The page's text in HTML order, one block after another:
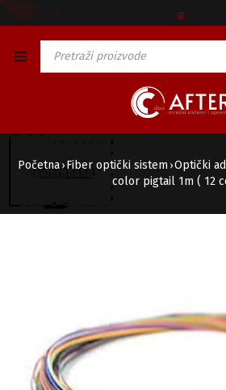
🅯
Početna › Fiber optički sistem ›Optički
color pigtail 1m ( 12